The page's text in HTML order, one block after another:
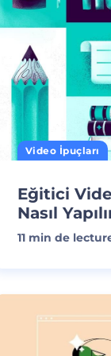
Video İpuçları
Eğitici
Nasıl
11 min de